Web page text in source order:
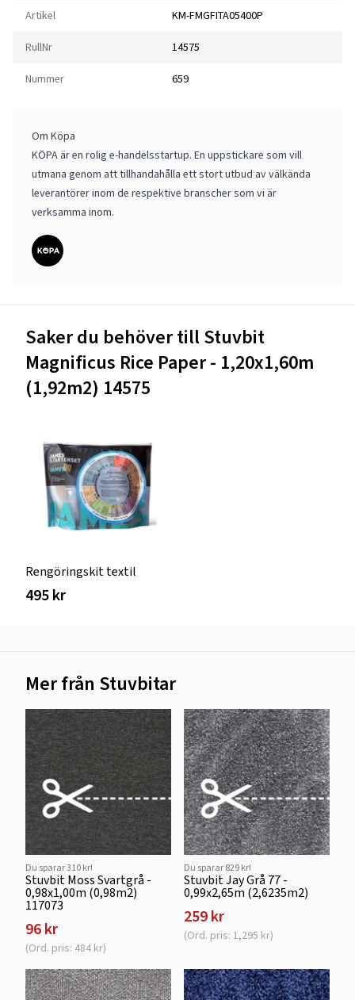
Artikel KM-FMGFITA05400P
RullNr 14575
Nummer 659
Om Köpa
KÖPA är en rolig e-handelsstartup. En uppstickare som vill
utmana genom att tillhandahålla ett stort utbud av välkända
leverantörer inom de respektive branscher som vi är
verksamma inom.
Saker du behöver till Stuvbit
Magnificus Rice Paper - 1,20x1,60m
(1,92m2) 14575
Rengöringskit textil
495 kr
Mer från Stuvbitar
Du sparar 310 kr!
Stuvbit Moss Svartgrå -
0,98x1,00m (0,98m2)
117073
96 kr
(Ord. pris: 484 kr)
Du sparar 829 kr!
Stuvbit Jay Grå 77 -
0,99x2,65m (2,6235m2)
259 kr
(Ord. pris: 1,295 kr)